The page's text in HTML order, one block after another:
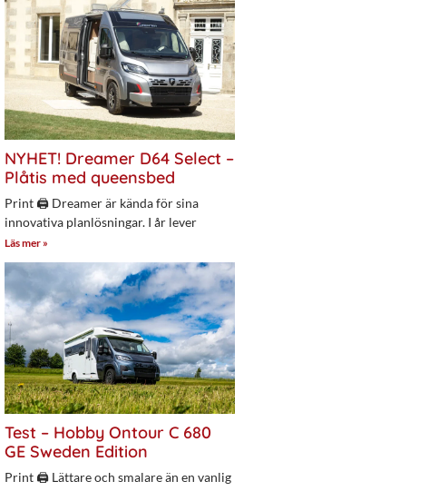
NYHET! Dreamer D64 Select –
Plåtis med queensbed
Print 🖨 Dreamer är kända för sina
innovativa planlösningar. I år lever
Läs mer »
Test – Hobby Ontour C 680
GE Sweden Edition
Print 🖨 Lättare och smalare än en vanlig